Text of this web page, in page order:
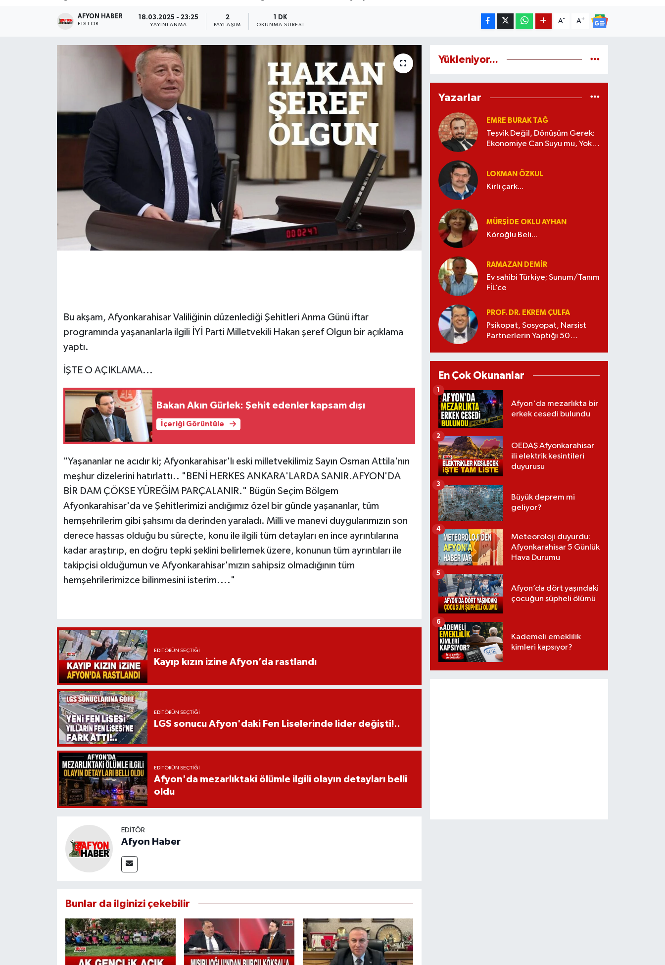
AFYON HABER
EDITÖR
18.03.2025 - 23:25
YAYINLANMA
2
PAYLAŞIM
1 DK
OKUNMA SÜRESI
A- A+
Bu akşam, Afyonkarahisar Valiliğinin düzenlediği Şehitleri Anma Günü iftar
programında yaşananlarla ilgili İYİ Parti Milletvekili Hakan şeref Olgun bir açıklama
yaptı.
İŞTE O AÇIKLAMA...
Bakan Akın Gürlek: Şehit edenler kapsam dışı
İçeriği Görüntüle
"Yaşananlar ne acıdır ki; Afyonkarahisar'lı eski milletvekilimiz Sayın Osman Attila'nın
meşhur dizelerini hatırlattı.. "BENİ HERKES ANKARA'LARDA SANIR.AFYON'DA
BİR DAM ÇÖKSE YÜREĞİM PARÇALANIR." Bügün Seçim Bölgem
Afyonkarahisar'da ve Şehitlerimizi andığımız özel bir günde yaşananlar, tüm
hemşehrilerim gibi şahsımı da derinden yaraladı. Milli ve manevi duygularımızın son
derece hassas olduğu bu süreçte, konu ile ilgili tüm detayları en ince ayrıntılarına
kadar araştırıp, en doğru tepki şeklini belirlemek üzere, konunun tüm ayrıntıları ile
takipçisi olduğumun ve Afyonkarahisar'mızın sahipsiz olmadığının tüm
hemşehrilerimizce bilinmesini isterim...."
EDITÖRÜN SEÇTIĞI
Kayıp kızın izine Afyon’da rastlandı
EDITÖRÜN SEÇTIĞI
LGS sonucu Afyon'daki Fen Liselerinde lider değişti!..
EDITÖRÜN SEÇTIĞI
Afyon'da mezarlıktaki ölümle ilgili olayın detayları belli
oldu
EDITÖR
Afyon Haber
Bunlar da ilginizi çekebilir
Yükleniyor...
Yazarlar
EMRE BURAK TAĞ
Teşvik Değil, Dönüşüm Gerek:
Ekonomiye Can Suyu mu, Yoksa
LOKMAN ÖZKUL
Kirli çark...
MÜRŞIDE OKLU AYHAN
Köroğlu Beli...
RAMAZAN DEMİR
Ev sahibi Türkiye; Sunum/Tanım
FİL’ce
PROF. DR. EKREM ÇULFA
Psikopat, Sosyopat, Narsist
Partnerlerin Yaptığı 50
En Çok Okunanlar
Afyon'da mezarlıkta bir
erkek cesedi bulundu
1
OEDAŞ Afyonkarahisar
ili elektrik kesintileri
duyurusu
2
Büyük deprem mi
geliyor?
3
Meteoroloji duyurdu:
Afyonkarahisar 5 Günlük
Hava Durumu
4
Afyon’da dört yaşındaki
çocuğun şüpheli ölümü
5
Kademeli emeklilik
kimleri kapsıyor?
6
Magazin